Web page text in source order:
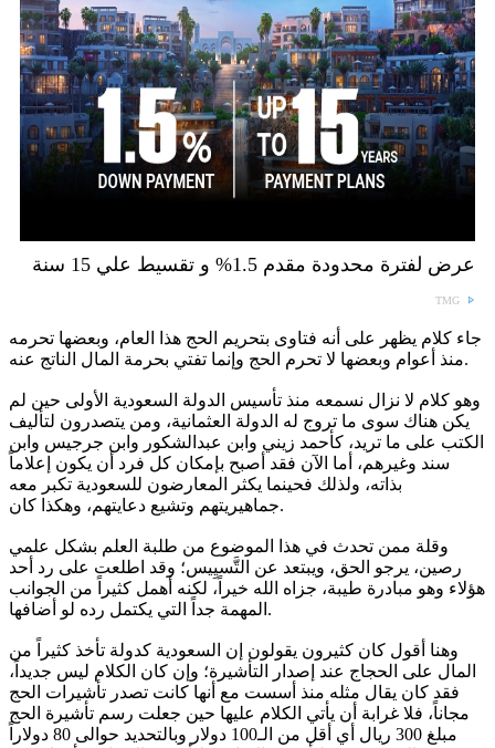
عرض لفترة محدودة مقدم 1.5% و تقسيط علي 15 سنة
TMG
جاء كلام يظهر على أنه فتاوى بتحريم الحج هذا العام، وبعضها تحرمه
منذ أعوام وبعضها لا تحرم الحج وإنما تفتي بحرمة المال الناتج عنه.
وهو كلام لا نزال نسمعه منذ تأسيس الدولة السعودية الأولى حين لم
يكن هناك سوى ما تروج له الدولة العثمانية، ومن يتصدرون لتأليف
الكتب على ما تريد، كأحمد زيني وابن عبدالشكور وابن جرجيس وابن
سند وغيرهم، أما الآن فقد أصبح بإمكان كل فرد أن يكون إعلاماً
بذاته، ولذلك فحينما يكثر المعارضون للسعودية تكبر معه
جماهيريتهم وتشيع دعايتهم، وهكذا كان.
وقلة ممن تحدث في هذا الموضوع من طلبة العلم بشكل علمي
رصين، يرجو الحق، ويبتعد عن التَّسيِيس؛ وقد اطلعت على رد أحد
هؤلاء وهو مبادرة طيبة، جزاه الله خيراً، لكنه أهمل كثيراً من الجوانب
المهمة جداً التي يكتمل رده لو أضافها.
وهنا أقول كان كثيرون يقولون إن السعودية كدولة تأخذ كثيراً من
المال على الحجاج عند إصدار التأشيرة؛ وإن كان الكلام ليس جديداً،
فقد كان يقال مثله منذ أسست مع أنها كانت تصدر تأشيرات الحج
مجاناً، فلا غرابة أن يأتي الكلام عليها حين جعلت رسم تأشيرة الحج
مبلغ 300 ريال أي أقل من الـ100 دولار وبالتحديد حوالى 80 دولاراً